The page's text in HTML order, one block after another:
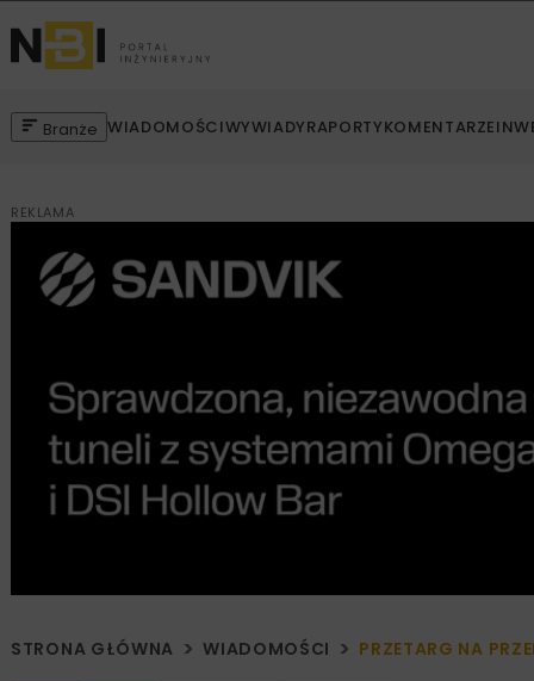
Branże WIADOMOŚCIWYWIADYRAPORTYKOMENTARZE
REKLAMA
STRONA GŁÓWNA WIADOMOŚCI PRZETARG NA